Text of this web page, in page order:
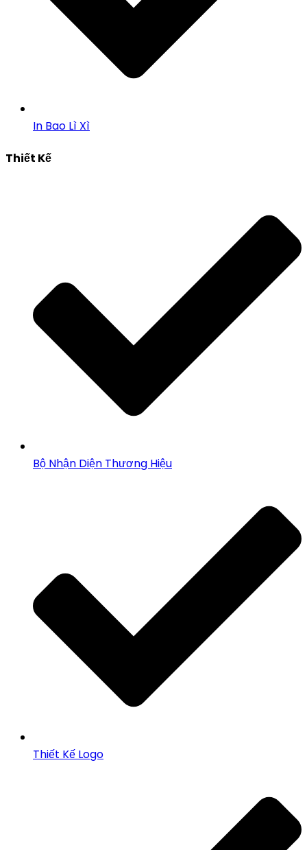
In Bao Lì Xì
Thiết Kế
Bộ Nhận Diện Thương Hiệu
Thiết Kế Logo